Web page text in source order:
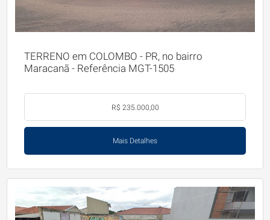
TERRENO em COLOMBO - PR, no bairro
Maracanã - Referência MGT-1505
R$ 235.000,00
Mais Detalhes